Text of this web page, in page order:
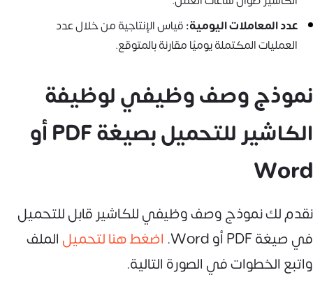
عدد المعاملات اليومية:قياس الإنتاجية من خلال عدد
العمليات المكتملة يوميًا مقارنة بالمتوقع.
نموذج وصف وظيفي لوظيفة
الكاشير للتحميل بصيغة PDF أو
Word
نقدم لك نموذج وصف وظيفي للكاشير قابل للتحميل
في صيغة PDF أو Word.
اضغط هنا لتحميل الملف
واتبع الخطوات في الصورة التالية.